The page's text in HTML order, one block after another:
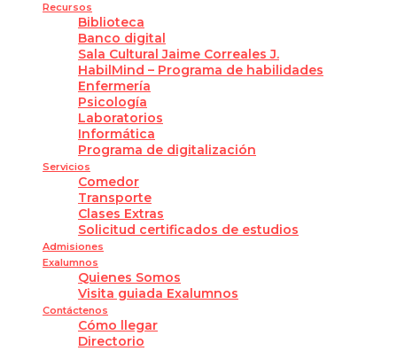
Recursos
Biblioteca
Banco digital
Sala Cultural Jaime Correales J.
HabilMind – Programa de habilidades
Enfermería
Psicología
Laboratorios
Informática
Programa de digitalización
Servicios
Comedor
Transporte
Clases Extras
Solicitud certificados de estudios
Admisiones
Exalumnos
Quienes Somos
Visita guiada Exalumnos
Contáctenos
Cómo llegar
Directorio